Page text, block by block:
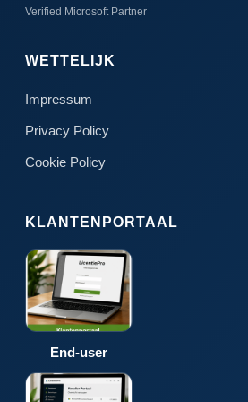
Verified Microsoft Partner
WETTELIJK
Impressum
Privacy Policy
Cookie Policy
KLANTENPORTAAL
End-user